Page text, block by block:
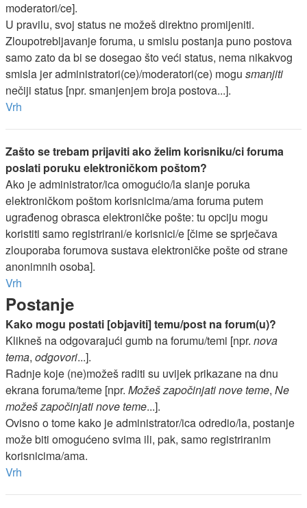
moderatori/ce].
U pravilu, svoj status ne možeš direktno promijeniti.
Zloupotrebljavanje foruma, u smislu postanja puno postova
samo zato da bi se dosegao što veći status, nema nikakvog
smisla jer administratori(ce)/moderatori(ce) mogu smanjiti
nečiji status [npr. smanjenjem broja postova...].
Vrh
Zašto se trebam prijaviti ako želim korisniku/ci foruma
poslati poruku elektroničkom poštom?
Ako je administrator/ica omogućio/la slanje poruka
elektroničkom poštom korisnicima/ama foruma putem
ugrađenog obrasca elektroničke pošte: tu opciju mogu
koristiti samo registrirani/e korisnici/e [čime se sprječava
zlouporaba forumova sustava elektroničke pošte od strane
anonimnih osoba].
Vrh
Postanje
Kako mogu postati [objaviti] temu/post na forum(u)?
Klikneš na odgovarajući gumb na forumu/temi [npr. nova
tema, odgovori...].
Radnje koje (ne)možeš raditi su uvijek prikazane na dnu
ekrana foruma/teme [npr. Možeš započinjati nove teme, Ne
možeš započinjati nove teme...].
Ovisno o tome kako je administrator/ica odredio/la, postanje
može biti omogućeno svima ili, pak, samo registriranim
korisnicima/ama.
Vrh